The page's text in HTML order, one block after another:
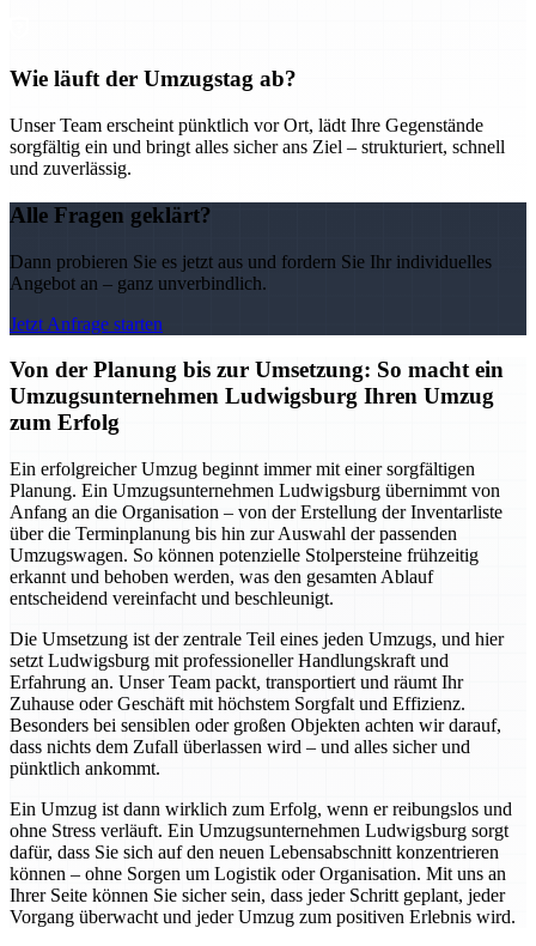
Wie läuft der Umzugstag ab?
Unser Team erscheint pünktlich vor Ort, lädt Ihre Gegenstände
sorgfältig ein und bringt alles sicher ans Ziel – strukturiert, schnell
und zuverlässig.
Alle Fragen geklärt?
Dann probieren Sie es jetzt aus und fordern Sie Ihr individuelles
Angebot an – ganz unverbindlich.
Jetzt Anfrage starten
Von der Planung bis zur Umsetzung: So macht ein
Umzugsunternehmen Ludwigsburg Ihren Umzug
zum Erfolg
Ein erfolgreicher Umzug beginnt immer mit einer sorgfältigen
Planung. Ein Umzugsunternehmen Ludwigsburg übernimmt von
Anfang an die Organisation – von der Erstellung der Inventarliste
über die Terminplanung bis hin zur Auswahl der passenden
Umzugswagen. So können potenzielle Stolpersteine frühzeitig
erkannt und behoben werden, was den gesamten Ablauf
entscheidend vereinfacht und beschleunigt.
Die Umsetzung ist der zentrale Teil eines jeden Umzugs, und hier
setzt Ludwigsburg mit professioneller Handlungskraft und
Erfahrung an. Unser Team packt, transportiert und räumt Ihr
Zuhause oder Geschäft mit höchstem Sorgfalt und Effizienz.
Besonders bei sensiblen oder großen Objekten achten wir darauf,
dass nichts dem Zufall überlassen wird – und alles sicher und
pünktlich ankommt.
Ein Umzug ist dann wirklich zum Erfolg, wenn er reibungslos und
ohne Stress verläuft. Ein Umzugsunternehmen Ludwigsburg sorgt
dafür, dass Sie sich auf den neuen Lebensabschnitt konzentrieren
können – ohne Sorgen um Logistik oder Organisation. Mit uns an
Ihrer Seite können Sie sicher sein, dass jeder Schritt geplant, jeder
Vorgang überwacht und jeder Umzug zum positiven Erlebnis wird.